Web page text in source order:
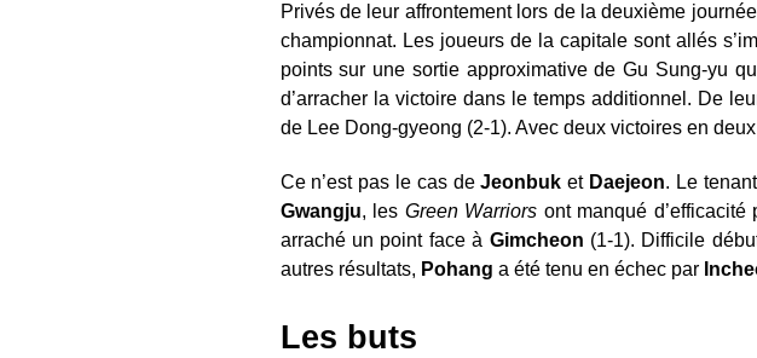
Privés de leur affrontement lors de la deuxième
championnat. Les joueurs de la capitale sont allés
points sur une sortie approximative de Gu Sung-yu
d’arracher la victoire dans le temps additionnel. De
de Lee Dong-gyeong (2-1). Avec deux victoires en
Ce n’est pas le cas deJeonbuk et Daejeon. Le
Gwangju, les Green Warriors ont manqué
arraché un point face à Gimcheon (1-1). Difficile
autres résultats, Pohang a été tenu en échec par
Les buts